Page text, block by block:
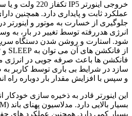
عملکرد ثابت و پایداری دارد. همچنین
جلوگیری از خسارت به موتور و اینورتر
انرژی هدررفته توسط تغییر در بار، به‌
شود. استارت و روشن شدن دستگاه
فانکشن ها باعث صرفه جویی در انرژی
سازد در شرایط بی باری توسط کاربر
و سپس با افزایش مقدار بار دوباره راه
این اینورتر قادر به ذخیره‌ سازی
بسیار کمی دارد. همچنین عملکرد های